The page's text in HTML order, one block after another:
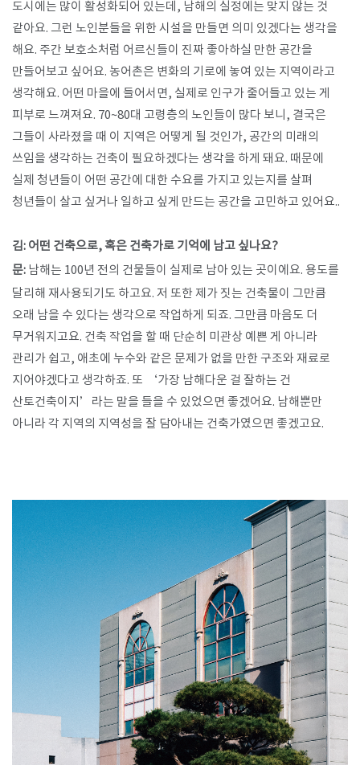
도시에는 많이 활성화되어 있는데, 남해의 실정에는 맞지 않는 것
같아요. 그런 노인분들을 위한 시설을 만들면 의미 있겠다는 생각을
해요. 주간 보호소처럼 어르신들이 진짜 좋아하실 만한 공간을
만들어보고 싶어요. 농어촌은 변화의 기로에 놓여 있는 지역이라고
생각해요. 어떤 마을에 들어서면, 실제로 인구가 줄어들고 있는 게
피부로 느껴져요. 70~80대 고령층의 노인들이 많다 보니, 결국은
그들이 사라졌을 때 이 지역은 어떻게 될 것인가, 공간의 미래의
쓰임을 생각하는 건축이 필요하겠다는 생각을 하게 돼요. 때문에
실제 청년들이 어떤 공간에 대한 수요를 가지고 있는지를 살펴
청년들이 살고 싶거나 일하고 싶게 만드는 공간을 고민하고 있어요..
김: 어떤 건축으로, 혹은 건축가로 기억에 남고 싶나요?
문: 남해는 100년 전의 건물들이 실제로 남아 있는 곳이에요. 용도를
달리해 재사용되기도 하고요. 저 또한 제가 짓는 건축물이 그만큼
오래 남을 수 있다는 생각으로 작업하게 되죠. 그만큼 마음도 더
무거워지고요. 건축 작업을 할 때 단순히 미관상 예쁜 게 아니라
관리가 쉽고, 애초에 누수와 같은 문제가 없을 만한 구조와 재료로
지어야겠다고 생각하죠. 또 ‘가장 남해다운 걸 잘하는 건
산토건축이지’라는 말을 들을 수 있었으면 좋겠어요. 남해뿐만
아니라 각 지역의 지역성을 잘 담아내는 건축가였으면 좋겠고요.